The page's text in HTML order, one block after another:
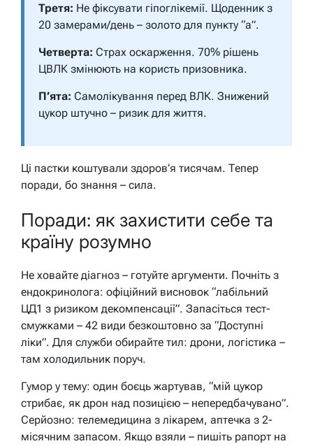
Третя: Не фіксувати гіпоглікемії. Щоденник з
20 замерами/день – золото для пункту “а”.
Четверта: Страх оскарження. 70% рішень
ЦВЛК змінюють на користь призовника.
П’ята: Самолікування перед ВЛК. Знижений
цукор штучно – ризик для життя.
Ці пастки коштували здоров’я тисячам. Тепер
поради, бо знання – сила.
Поради: як захистити себе та
країну розумно
Не ховайте діагноз – готуйте аргументи. Почніть з
ендокринолога: офіційний висновок “лабільний
ЦД1 з ризиком декомпенсації”. Запасіться тест-
смужками – 42 види безкоштовно за “Доступні
ліки”. Для служби обирайте тил: дрони, логістика –
там холодильник поруч.
Гумор у тему: один боєць жартував, “мій цукор
стрибає, як дрон над позицією – непередбачувано”.
Серйозно: телемедицина з лікарем, аптечка з 2-
місячним запасом. Якщо взяли – пишіть рапорт на